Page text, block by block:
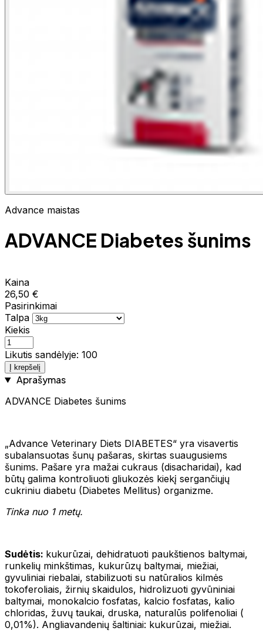
Advance maistas
ADVANCE Diabetes šunims
Kaina
26,50 €
Pasirinkimai
Talpa
Kiekis
Likutis sandėlyje: 100
Į krepšelį
Aprašymas
ADVANCE Diabetes šunims
„Advance Veterinary Diets DIABETES“ yra visavertis
subalansuotas šunų pašaras, skirtas suaugusiems
šunims. Pašare yra mažai cukraus (disacharidai), kad
būtų galima kontroliuoti gliukozės kiekį sergančiųjų
cukriniu diabetu (Diabetes Mellitus) organizme.
Tinka nuo 1 metų.
Sudėtis: kukurūzai, dehidratuoti paukštienos baltymai,
runkelių minkštimas, kukurūzų baltymai, miežiai,
gyvuliniai riebalai, stabilizuoti su natūralios kilmės
tokoferoliais, žirnių skaidulos, hidrolizuoti gyvūniniai
baltymai, monokalcio fosfatas, kalcio fosfatas, kalio
chloridas, žuvų taukai, druska, naturalūs polifenoliai (
0,01%). Angliavandenių šaltiniai: kukurūzai, miežiai.